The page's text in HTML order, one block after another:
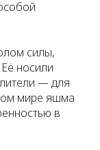
силы,
носили
— для
мире яшма
в